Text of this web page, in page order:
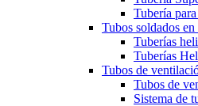
Tubería
Tubos soldados en
Tuberías
Tuberías
Tubos de
Tubos de
Sistema de